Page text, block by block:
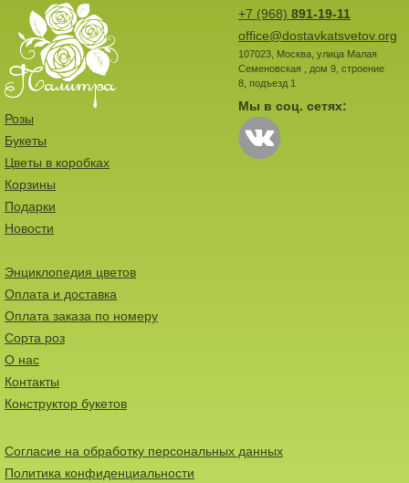
+7 (968) 891-19-11
office@dostavkatsvetov.org
107023, Москва, улица Малая
Семеновская , дом 9, строение
8, подъезд 1
Мы в соц. сетях:
Розы
Букеты
Цветы в коробках
Корзины
Подарки
Новости
Энциклопедия цветов
Оплата и доставка
Оплата заказа по номеру
Сорта роз
О нас
Контакты
Конструктор букетов
Согласие на обработку персональных данных
Политика конфиденциальности